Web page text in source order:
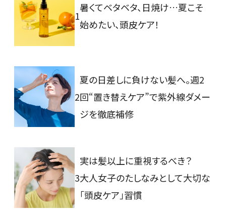
1
暑くてベタベタ、日焼け…夏こそ
始めたい、頭皮ケア！
2
夏の日差しに負けない髪へ。週2
回“置き替えケア”で紫外線ダメー
ジを徹底補修
3
実は髪以上に重視するべき？
大人女子のたしなみとして大切な
「頭皮ケア」習慣